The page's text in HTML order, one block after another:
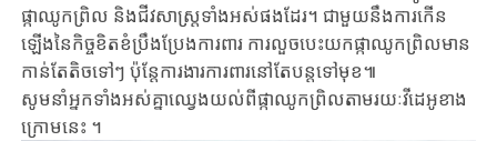
ផ្កាឈូកព្រិល និងជីវសាស្រ្តទាំងអស់ផងដែរ។ ជាមួយនឹងការកើន
ឡើងនៃកិច្ចខិតខំប្រឹងប្រែងការពារ ការលួចបេះយកផ្កាឈូកព្រិលមាន​
កាន់តែតិចទៅៗ ប៉ុន្តែការងារការពារនៅតែបន្តទៅមុខ​៕
សូមនាំអ្នកទាំងអស់គ្នាឈ្វេងយល់ពីផ្កាឈូកព្រិលតាមរយៈវីដេអូខាង
ក្រោមនេះ ។